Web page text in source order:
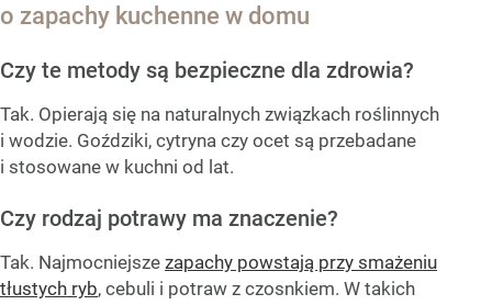
o zapachy kuchenne w domu
Czy te metody są bezpieczne dla zdrowia?
Tak. Opierają się na naturalnych związkach roślinnych
i wodzie. Goździki, cytryna czy ocet są przebadane
i stosowane w kuchni od lat.
Czy rodzaj potrawy ma znaczenie?
Tak. Najmocniejsze zapachy powstają przy smażeniu
tłustych ryb, cebuli i potraw z czosnkiem. W takich